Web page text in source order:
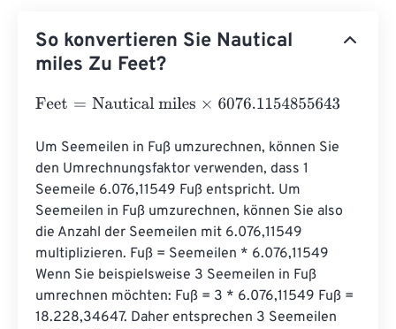
So konvertieren Sie Nautical
miles Zu Feet?
Feet= Nautical miles×6076.1154855643
Um Seemeilen in Fuß umzurechnen, können Sie
den Umrechnungsfaktor verwenden, dass 1
Seemeile 6.076,11549 Fuß entspricht. Um
Seemeilen in Fuß umzurechnen, können Sie also
die Anzahl der Seemeilen mit 6.076,11549
multiplizieren. Fuß = Seemeilen * 6.076,11549
Wenn Sie beispielsweise 3 Seemeilen in Fuß
umrechnen möchten: Fuß = 3 * 6.076,11549 Fuß =
18.228,34647. Daher entsprechen 3 Seemeilen